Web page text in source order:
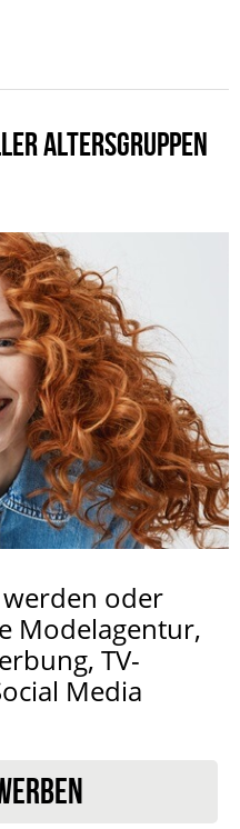
ALTERSGRUPPEN
oder
Modelagentur,
TV-
Media